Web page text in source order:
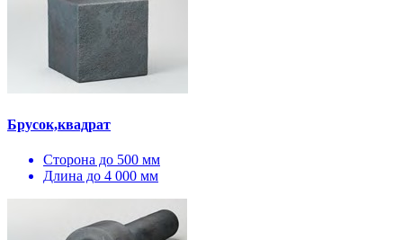
Брусок,квадрат
Сторона до 500 мм
Длина до 4 000 мм